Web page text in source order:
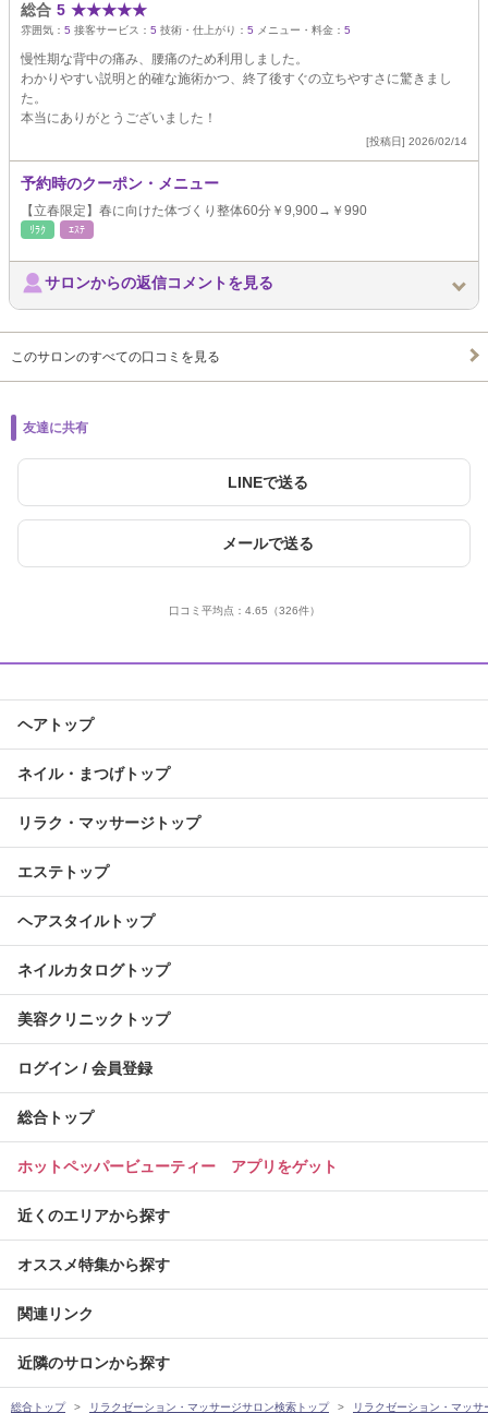
総合 5 ★★★★★
雰囲気： 5 接客サービス： 5 技術・仕上がり： 5 メニュー・料金： 5
慢性期な背中の痛み、腰痛のため利用しました。
わかりやすい説明と的確な施術かつ、終了後すぐの立ちやすさに驚きまし
た。
本当にありがとうございました！
[投稿日] 2026/02/14
予約時のクーポン・メニュー
【立春限定】春に向けた体づくり整体60分￥9,900→￥990
ﾘﾗｸ ｴｽﾃ
サロンからの返信コメントを見る
このサロンのすべての口コミを見る
友達に共有
LINEで送る
メールで送る
口コミ平均点： 4.65 （326件）
ヘアトップ
ネイル・まつげトップ
リラク・マッサージトップ
エステトップ
ヘアスタイルトップ
ネイルカタログトップ
美容クリニックトップ
ログイン / 会員登録
総合トップ
ホットペッパービューティー アプリをゲット
近くのエリアから探す
オススメ特集から探す
関連リンク
近隣のサロンから探す
総合トップ リラクゼーション・マッサージサロン検索トップ リラクゼーション・マッ